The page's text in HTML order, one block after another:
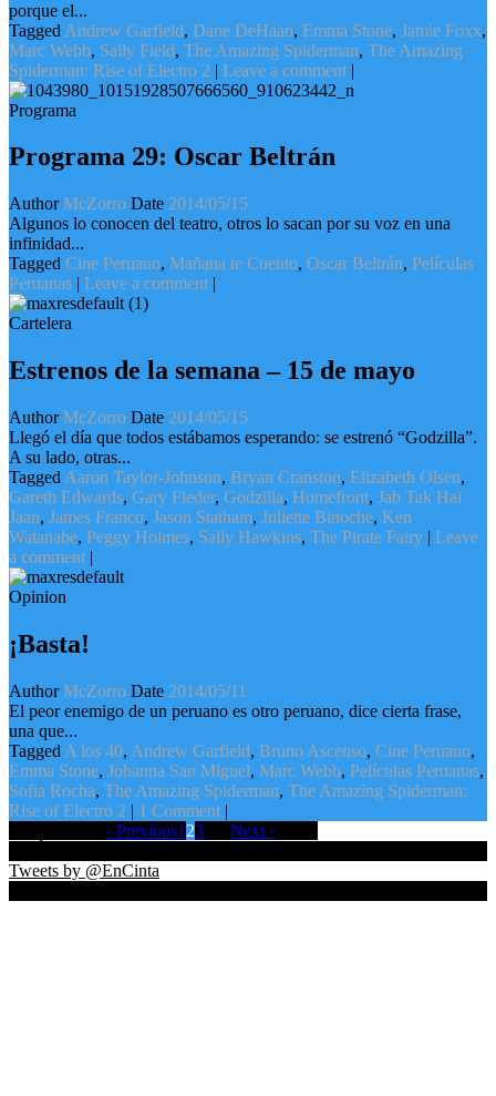
porque el...
Tagged Andrew Garfield, Dane DeHaan, Emma Stone, Jamie Foxx,
Marc Webb, Sally Field, The Amazing Spiderman, The Amazing
Spiderman: Rise of Electro 2 | Leave a comment |
Programa
Programa 29: Oscar Beltrán
AuthorMcZorro Date 2014/05/15
Algunos lo conocen del teatro, otros lo sacan por su voz en una
infinidad...
Tagged Cine Peruano, Mañana te Cuento, Oscar Beltrán, Películas
Peruanas | Leave a comment |
Cartelera
Estrenos de la semana – 15 de mayo
AuthorMcZorro Date 2014/05/15
Llegó el día que todos estábamos esperando: se estrenó “Godzilla”.
A su lado, otras...
Tagged Aaron Taylor-Johnson, Bryan Cranston, Elizabeth Olsen,
Gareth Edwards, Gary Fleder, Godzilla, Homefront, Jab Tak Hai
Jaan, James Franco, Jason Statham, Juliette Binoche, Ken
Watanabe, Peggy Holmes, Sally Hawkins, The Pirate Fairy | Leave
a comment |
Opinion
¡Basta!
AuthorMcZorro Date 2014/05/11
El peor enemigo de un peruano es otro peruano, dice cierta frase,
una que...
Tagged A los 40, Andrew Garfield, Bruno Ascenso, Cine Peruano,
Emma Stone, Johanna San Miguel, Marc Webb, Películas Peruanas,
Sofia Rocha, The Amazing Spiderman, The Amazing Spiderman:
Rise of Electro 2 | 1 Comment |
‹ Previous1 23 Next ›
Tweets by @EnCinta